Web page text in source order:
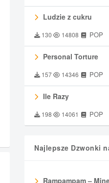
Ludzie z cukru
130 14808 POP
Personal Torture
157 14346 POP
Ile Razy
198 14061 POP
Najlepsze Dzwonki
Rampampam –